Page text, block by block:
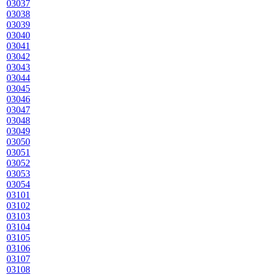
03037
03038
03039
03040
03041
03042
03043
03044
03045
03046
03047
03048
03049
03050
03051
03052
03053
03054
03101
03102
03103
03104
03105
03106
03107
03108